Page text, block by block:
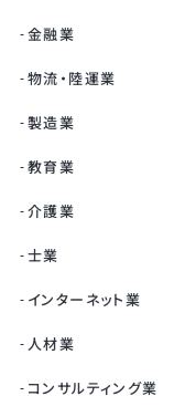
金融業
物流・陸運業
製造業
教育業
介護業
士業
インターネット業
人材業
コンサルティング業